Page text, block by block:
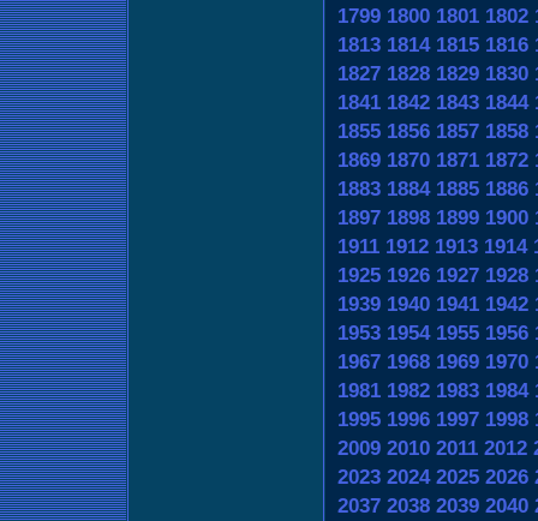
1799 1800 1801 1802
1813 1814 1815 1816
1827 1828 1829 1830
1841 1842 1843 1844
1855 1856 1857 1858
1869 1870 1871 1872
1883 1884 1885 1886
1897 1898 1899 1900
1911 1912 1913 1914
1925 1926 1927 1928
1939 1940 1941 1942
1953 1954 1955 1956
1967 1968 1969 1970
1981 1982 1983 1984
1995 1996 1997 1998
2009 2010 2011 2012
2023 2024 2025 2026
2037 2038 2039 2040